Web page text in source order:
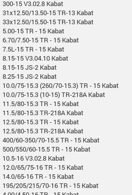
300-15 V3.02.8 Kabat
31x12.50/13.50-15 TR-13 Kabat
33x12.50/15.50-15 TR-13 Kabat
5.00-15 TR - 15 Kabat
6.70/7.50-15 TR - 15 Kabat
7.5L-15 TR - 15 Kabat
8.15-15 V3.04.10 Kabat
8.15-15 JS-2 Kabat
8.25-15 JS-2 Kabat
10.0/75-15.3 (260/70-15.3) TR - 15 Kabat
10.0/75-15.3 (10-15) TR-218A Kabat
11.5/80-15.3 TR - 15 Kabat
11.5/80-15.3 TR-218A Kabat
12.5/80-15.3 TR - 15 Kabat
12.5/80-15.3 TR-218A Kabat
400/60-350/70-15.5 TR - 15 Kabat
500/550/60-15.5 TR - 15 Kabat
10.5-16 V3.02.8 Kabat
12.0/65/75-16 TR - 15 Kabat
14.0/65-16 TR - 15 Kabat
195/205/215/70-16 TR - 15 Kabat